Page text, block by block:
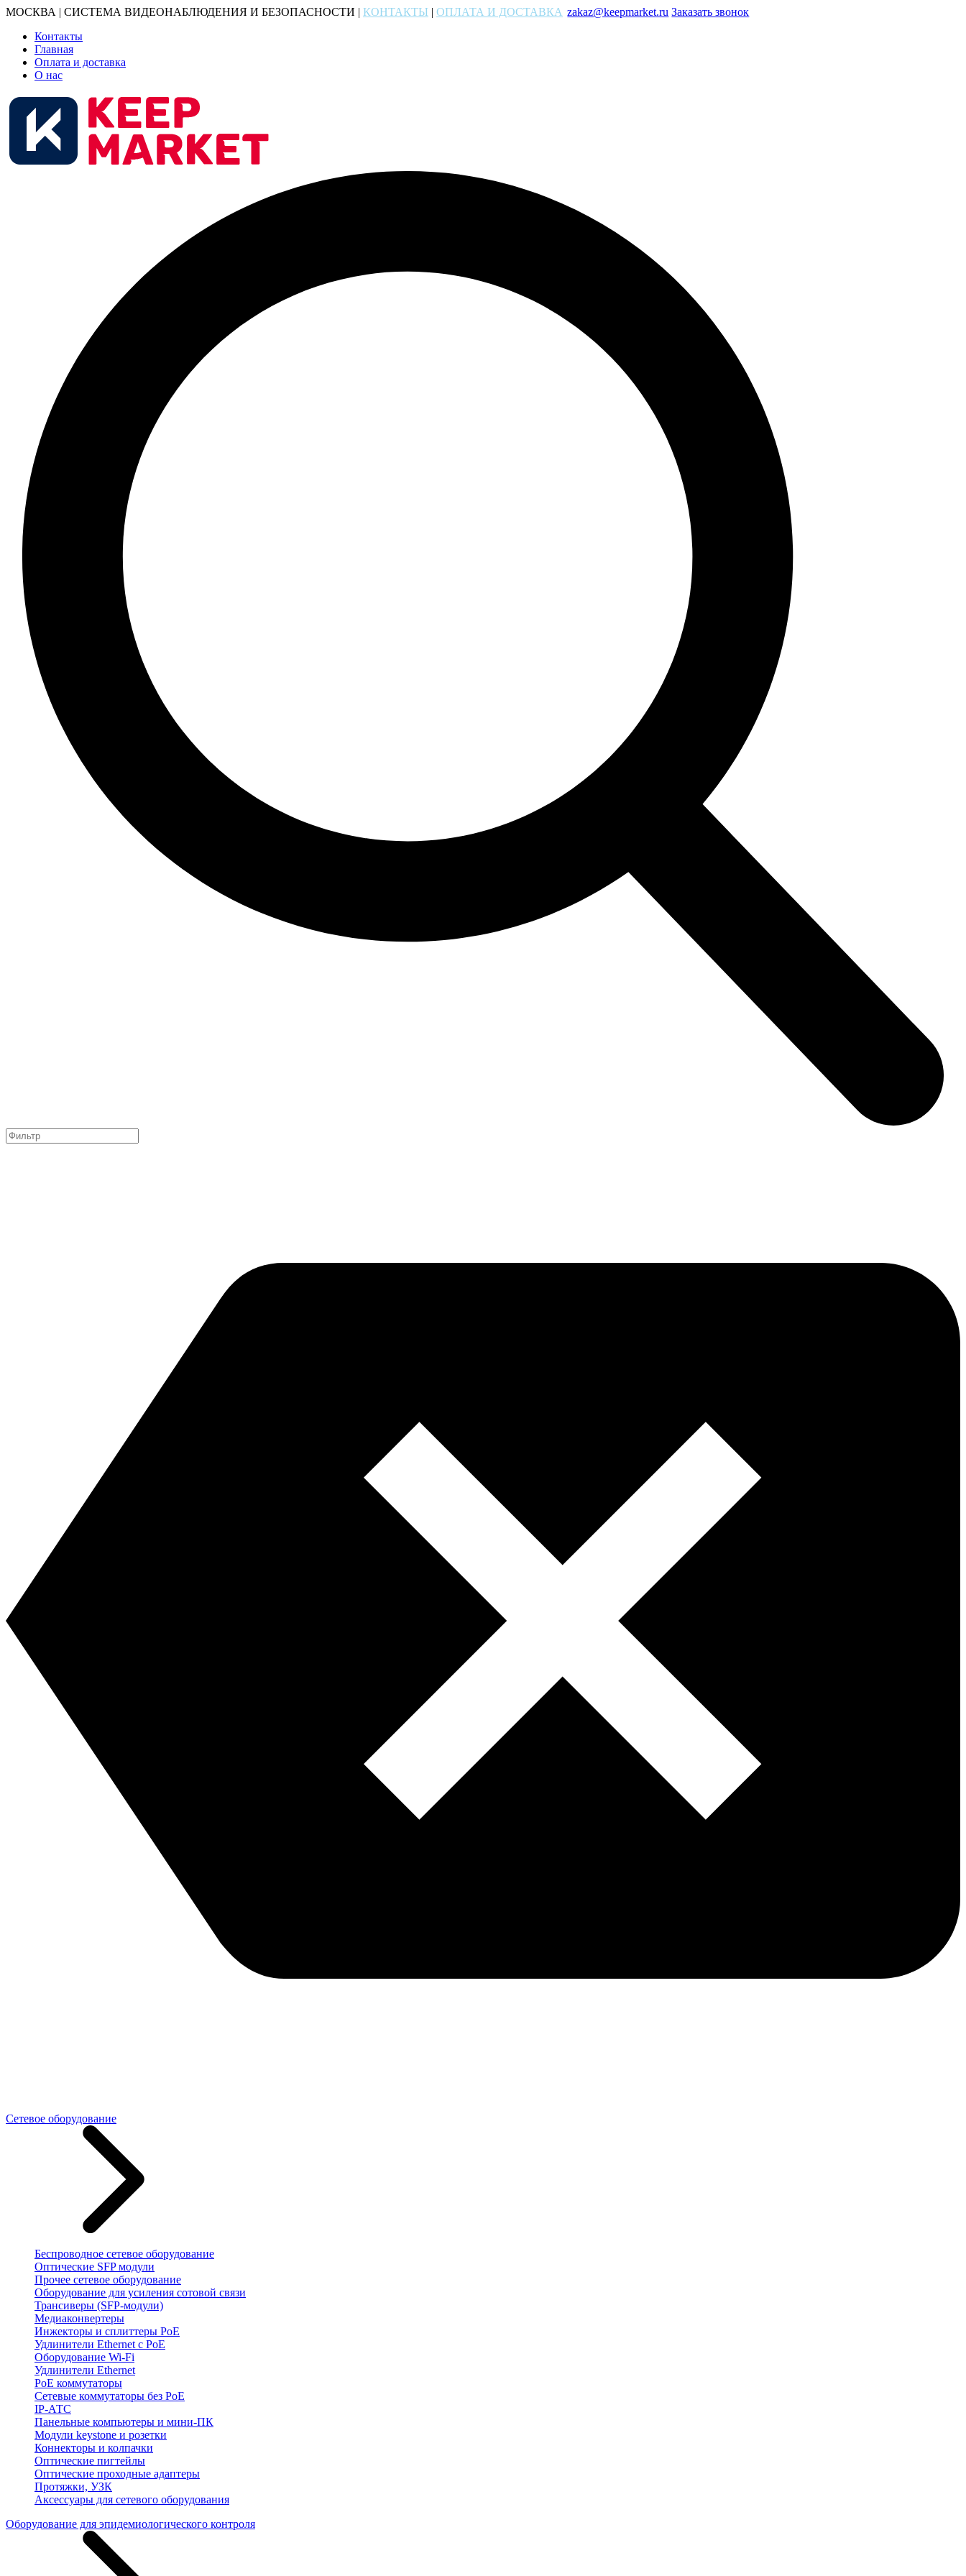
МОСКВА | СИСТЕМА ВИДЕОНАБЛЮДЕНИЯ И БЕЗОПАСНОСТИ | КОНТАКТЫ | ОПЛАТА И ДОСТАВКА zakaz@keepmarket.ru Заказать звонок
Контакты
Главная
Оплата и доставка
О нас
Сетевое оборудование
Беспроводное сетевое оборудование
Оптические SFP модули
Прочее сетевое оборудование
Оборудование для усиления сотовой связи
Трансиверы (SFP-модули)
Медиаконвертеры
Инжекторы и сплиттеры PoE
Удлинители Ethernet с PoE
Оборудование Wi-Fi
Удлинители Ethernet
PoE коммутаторы
Сетевые коммутаторы без PoE
IP-АТС
Панельные компьютеры и мини-ПК
Модули keystone и розетки
Коннекторы и колпачки
Оптические пигтейлы
Оптические проходные адаптеры
Протяжки, УЗК
Аксессуары для сетевого оборудования
Оборудование для эпидемиологического контроля